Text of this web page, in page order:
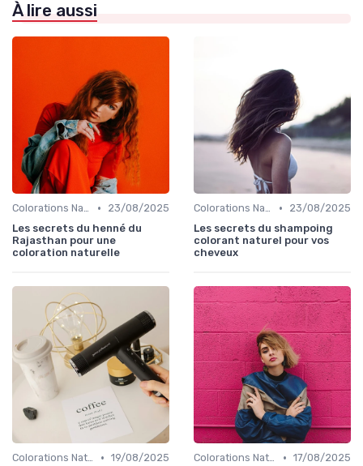
À lire aussi
Colorations Naturelles et Bio •
23/08/2025
Les secrets du henné du
Rajasthan pour une
coloration naturelle
Colorations Naturelles et Bio •
23/08/2025
Les secrets du shampoing
colorant naturel pour vos
cheveux
Colorations Naturelles et Bio • 19/08/2025
Colorations Naturelles et Bio • 17/08/2025